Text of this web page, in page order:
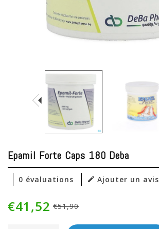
Epamil Forte Caps 180 Deba
0 évaluations Ajouter un avis
€51,90
€41,52